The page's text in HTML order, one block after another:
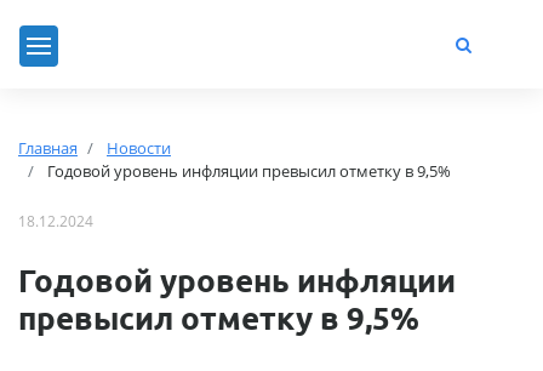
Главная
Новости
Годовой уровень инфляции превысил отметку в 9,5%
18.12.2024
Годовой уровень инфляции
превысил отметку в 9,5%